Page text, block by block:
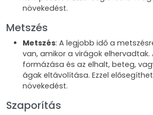
növekedést.
Metszés
Metszés: A legjobb idő a
van, amikor a virágok elhervadtak.
formázása és az elhalt, beteg,
ágak eltávolítása. Ezzel
növekedést.
Szaporítás